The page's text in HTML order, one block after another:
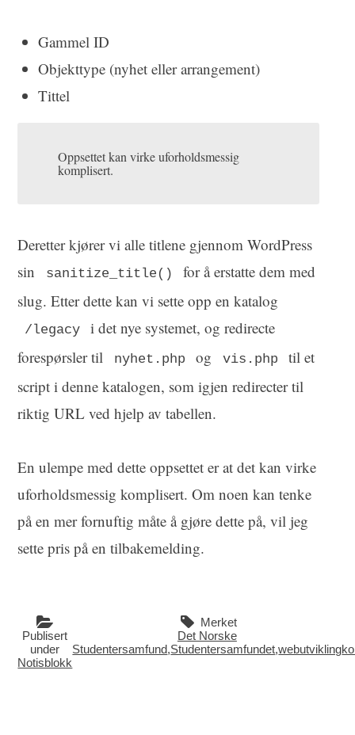
Gammel ID
Objekttype (nyhet eller arrangement)
Tittel
Oppsettet kan virke uforholdsmessig
komplisert.
Deretter kjører vi alle titlene gjennom WordPress
sin
sanitize_title()
for å erstatte dem med
slug. Etter dette kan vi sette opp en katalog
/legacy
i det nye systemet, og redirecte
forespørsler til
nyhet.php og vis.php
til et
script i denne katalogen, som igjen redirecter til
riktig URL ved hjelp av tabellen.
En ulempe med dette oppsettet er at det kan virke
uforholdsmessig komplisert. Om noen kan tenke
på en mer fornuftig måte å gjøre dette på, vil jeg
sette pris på en tilbakemelding.
Publisert
under
Notisblokk
Merket
Det Norske
Studentersamfund,Studentersamfundet,webutvikling